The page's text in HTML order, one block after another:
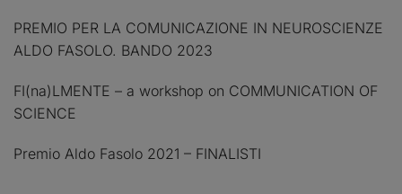
PREMIO PER LA COMUNICAZIONE IN NEUROSCIENZE
ALDO FASOLO. BANDO 2023
FI(na)LMENTE – a workshop on COMMUNICATION OF
SCIENCE
Premio Aldo Fasolo 2021 – FINALISTI